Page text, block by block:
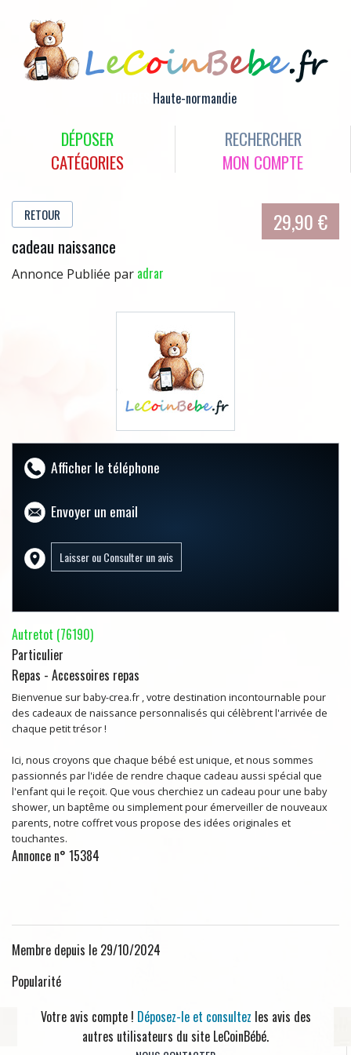
Haute-normandie
DÉPOSER
RECHERCHER
CATÉGORIES
MON COMPTE
RETOUR
cadeau naissance
Annonce Publiée par adrar
29,90 €
Afficher le téléphone
Envoyer un email
Autretot (76190)
Particulier
Repas - Accessoires repas
Bienvenue sur baby-crea.fr , votre destination incontournable pour
des cadeaux de naissance personnalisés qui célèbrent l'arrivée de
chaque petit trésor !
Ici, nous croyons que chaque bébé est unique, et nous sommes
passionnés par l'idée de rendre chaque cadeau aussi spécial que
l'enfant qui le reçoit. Que vous cherchiez un cadeau pour une baby
shower, un baptême ou simplement pour émerveiller de nouveaux
parents, notre coffret vous propose des idées originales et
touchantes.
Annonce n° 15384
Membre depuis le 29/10/2024
Popularité
Votre avis compte ! Déposez-le et consultez les avis des
autres utilisateurs du site LeCoinBébé.